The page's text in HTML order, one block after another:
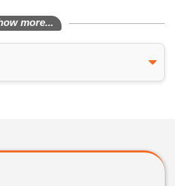
more...